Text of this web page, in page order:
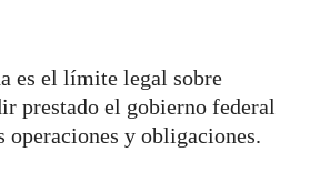
es el límite legal sobre
prestado el gobierno federal
operaciones y obligaciones.